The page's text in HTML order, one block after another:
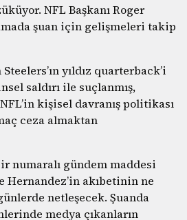
NFL Başkanı Roger
şuan için gelişmeleri takip
yıldız quarterback’i
saldırı ile suçlanmış,
kişisel davranış politikası
ceza almaktan
numaralı gündem maddesi
akıbetinin ne
netleşecek. Şuanda
medya çıkanların